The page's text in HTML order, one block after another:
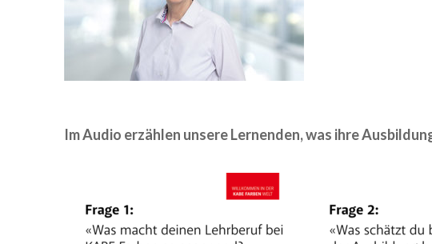
Im Audio erzählen unsere Lernenden, was ihre